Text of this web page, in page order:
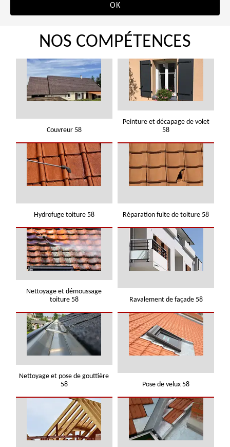
NOS COMPÉTENCES
Couvreur 58
Peinture et décapage de volet
58
Hydrofuge toiture 58 Réparation fuite de toiture 58
Nettoyage et démoussage
toiture 58
Ravalement de façade 58
Nettoyage et pose de gouttière
58
Pose de velux 58